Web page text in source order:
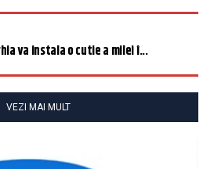
va instala o cutie a milei î...
VEZI MAI MULT